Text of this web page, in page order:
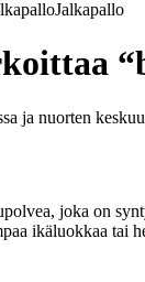
Jalkapallo
ja nuorten
joka on
ikäluokkaa tai